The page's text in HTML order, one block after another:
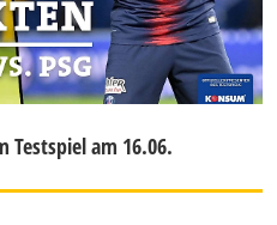
Testspiel am 16.06.